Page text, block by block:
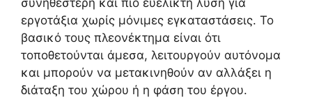
εργοτάξια χωρίς μόνιμες εγκαταστάσεις. Το
βασικό τους πλεονέκτημα είναι ότι
τοποθετούνται άμεσα, λειτουργούν αυτόνομα
και μπορούν να μετακινηθούν αν αλλάξει η
διάταξη του χώρου ή η φάση του έργου.